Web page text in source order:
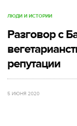
ЛЮДИ И ИСТОРИИ
Разговор с
репутации
5 ИЮНЯ 2020